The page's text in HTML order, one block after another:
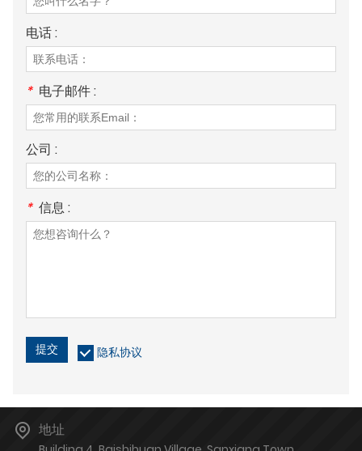
电话 :
* 电子邮件 :
公司 :
* 信息 :
提交 隐私协议
地址